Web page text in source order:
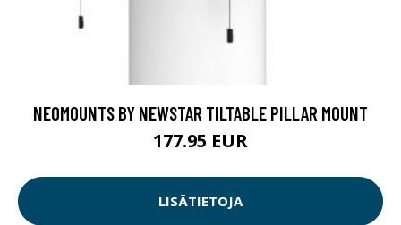
NEOMOUNTS BY NEWSTAR TILTABLE PILLAR MOUNT
177.95 EUR
LISÄTIETOJA